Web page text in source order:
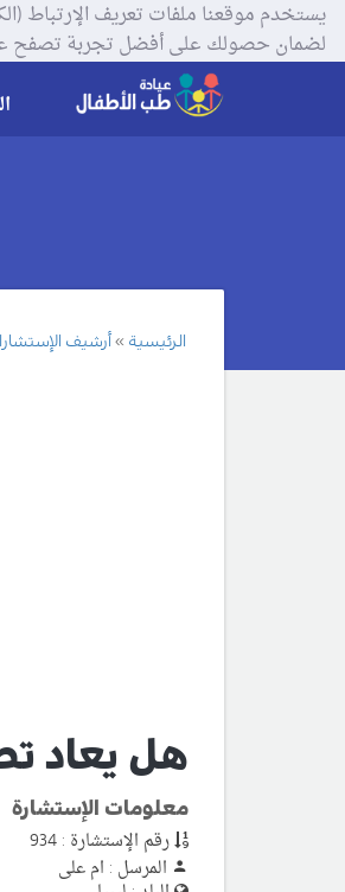
لضمان حصولك على أفضل تجربة تصفح
الرئيسية أرشيف
هل يعاد
معلومات الإستشارة
رقم الإستشارة : 934
المرسل : ام على